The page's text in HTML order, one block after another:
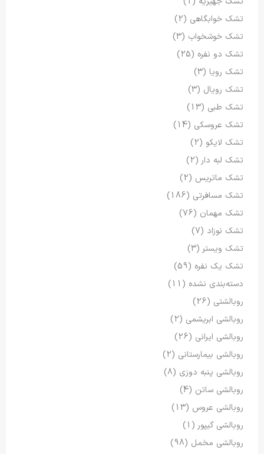
تشک خوابگاهی (2)
تشک خوشخواب (3)
تشک دو نفره (25)
تشک رویا (3)
تشک رویال (3)
تشک طبی (13)
تشک عروسکی (14)
تشک لایکو (2)
تشک لبه دار (2)
تشک ماتریس (2)
تشک مسافرتی (186)
تشک مهمان (76)
تشک نوزاد (7)
تشک ویستر (3)
تشک یک نفره (59)
دسته‌بندی نشده (11)
روبالشتی (26)
روبالشی ابریشمی (2)
روبالشی ایرانی (26)
روبالشی بیمارستانی (2)
روبالشی پنبه دوزی (8)
روبالشی ساتن (4)
روبالشی عروس (13)
روبالشی گیپور (1)
روبالشی مخمل (98)